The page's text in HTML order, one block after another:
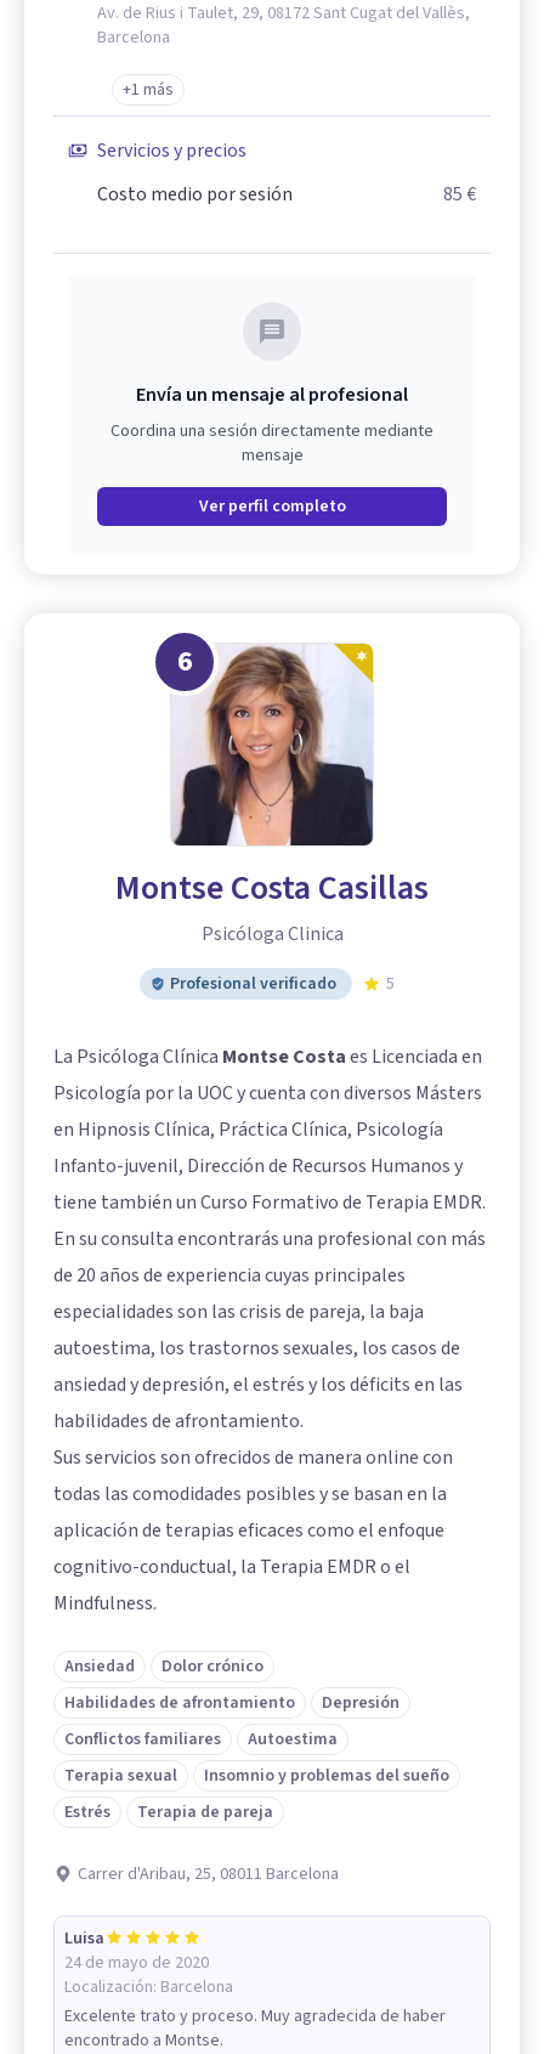
Av. de Rius i Taulet, 29, 08172 Sant Cugat del Vallès,
Barcelona
+1 más
Servicios y precios
Costo medio por sesión
85 €
Envía un mensaje al profesional
Coordina una sesión directamente mediante
mensaje
Ver perfil completo
6
Montse Costa Casillas
Psicóloga Clinica
Profesional verificado 5
La Psicóloga Clínica Montse Costaes Licenciada en
Psicología por la UOC y cuenta con diversos Másters
en Hipnosis Clínica, Práctica Clínica, Psicología
Infanto-juvenil, Dirección de Recursos Humanos y
tiene también un Curso Formativo de Terapia EMDR.
En su consulta encontrarás una profesional con más
de 20 años de experiencia cuyas principales
especialidades son las crisis de pareja, la baja
autoestima, los trastornos sexuales, los casos de
ansiedad y depresión, el estrés y los déficits en las
habilidades de afrontamiento.
Sus servicios son ofrecidos de manera online con
todas las comodidades posibles y se basan en la
aplicación de terapias eficaces como el enfoque
cognitivo-conductual, la Terapia EMDR o el
Mindfulness.
Ansiedad
Dolor crónico
Habilidades de afrontamiento
Depresión
Conflictos familiares
Autoestima
Terapia sexual
Insomnio y problemas del sueño
Estrés
Terapia de pareja
Carrer d'Aribau, 25, 08011 Barcelona
Luisa
24 de mayo de 2020
Localización: Barcelona
Excelente trato y proceso. Muy agradecida de haber
encontrado a Montse.